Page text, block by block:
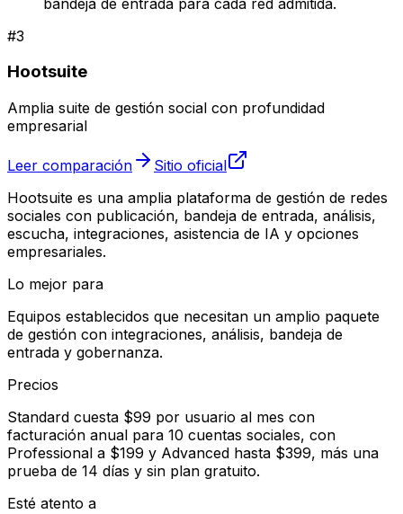
#3
Hootsuite
Amplia suite de gestión social con profundidad
empresarial
Leer comparación
Sitio oficial
Hootsuite es una amplia plataforma de gestión de redes
sociales con publicación, bandeja de entrada, análisis,
escucha, integraciones, asistencia de IA y opciones
empresariales.
Lo mejor para
Equipos establecidos que necesitan un amplio paquete
de gestión con integraciones, análisis, bandeja de
entrada y gobernanza.
Precios
Standard cuesta $99 por usuario al mes con
facturación anual para 10 cuentas sociales, con
Professional a $199 y Advanced hasta $399, más una
prueba de 14 días y sin plan gratuito.
Esté atento a